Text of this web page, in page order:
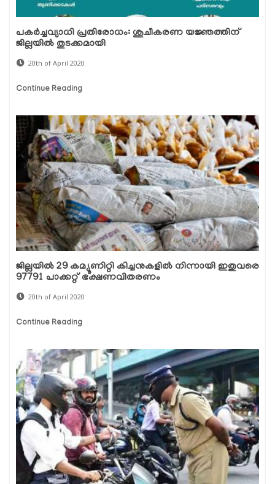
പകര്‍ച്ചവ്യാധി പ്രതിരോധം: ശുചീകരണ യജ്ഞത്തിന്
ജില്ലയില്‍ തുടക്കമായി
20th of April 2020
Continue Reading
ജില്ലയില്‍ 29 കമ്യൂണിറ്റി കിച്ചനുകളില്‍ നിന്നായി ഇതുവരെ
97791 പാക്കറ്റ് ഭക്ഷണവിതരണം
20th of April 2020
Continue Reading